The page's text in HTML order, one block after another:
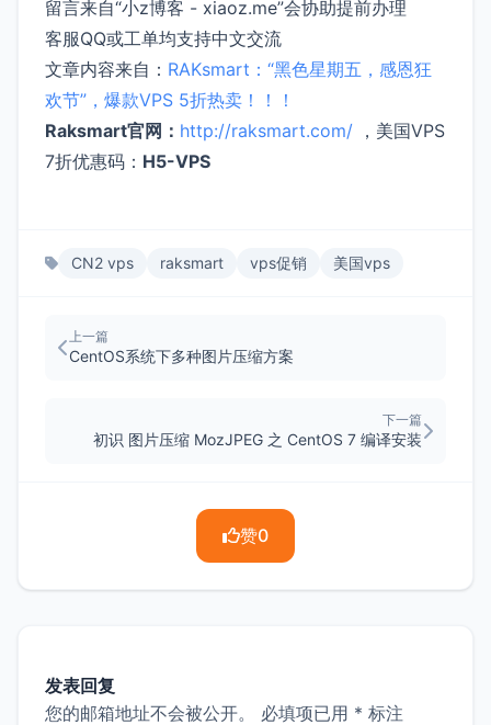
留言来自“小z博客 - xiaoz.me”会协助提前办理
客服QQ或工单均支持中文交流
文章内容来自： RAKsmart：“黑色星期五，感恩狂
欢节”，爆款VPS 5折热卖！！！
Raksmart官网： http://raksmart.com/ ，美国VPS
7折优惠码： H5-VPS
CN2 vps raksmart vps促销 美国vps
上一篇
CentOS系统下多种图片压缩方案
下一篇
初识 图片压缩 MozJPEG 之 CentOS 7 编译安装
赞0
发表回复
您的邮箱地址不会被公开。
必填项已用 * 标注